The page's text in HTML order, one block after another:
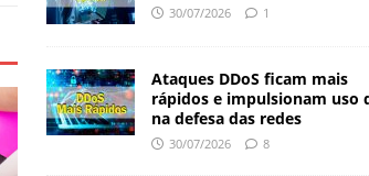
30/07/2026 1
Ataques DDoS ficam mais
rápidos e impulsionam uso
na defesa das redes
30/07/2026 8